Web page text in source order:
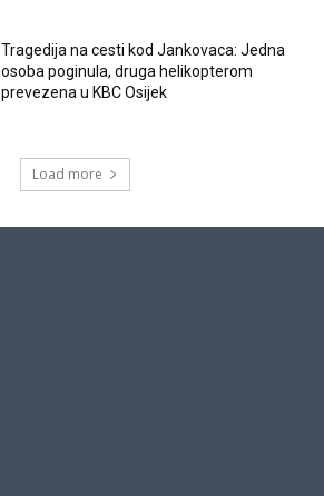
Tragedija na cesti kod Jankovaca: Jedna
osoba poginula, druga helikopterom
prevezena u KBC Osijek
Load more